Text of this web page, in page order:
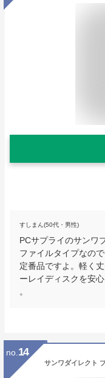
すしまん(50代・男性)
PCサプライのサンワ
ファイルタイプなの
定番品ですよ。軽く
ーレイディスクを安
。
no. 14